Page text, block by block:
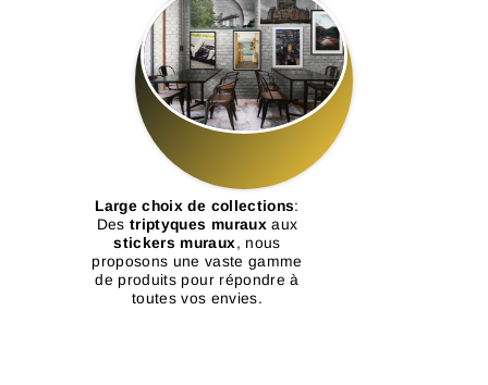
Large choix de collections:
Destriptyques muraux aux
stickers muraux , nous
proposons une vaste gamme
de produits pour répondre à
toutes vos envies.